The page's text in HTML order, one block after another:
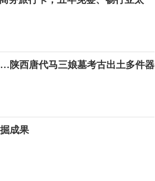
陕西唐代马三娘墓考古出土多件器
成果